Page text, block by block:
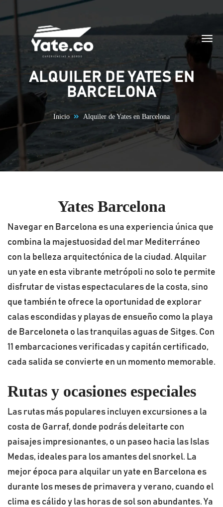
Saltar al contenido
ALQUILER DE YATES EN
BARCELONA
Inicio Alquiler de Yates en Barcelona
Yates Barcelona
Navegar en Barcelona es una experiencia única que
combina la majestuosidad del mar Mediterráneo
con la belleza arquitectónica de la ciudad. Alquilar
un yate en esta vibrante metrópoli no solo te permite
disfrutar de vistas espectaculares de la costa, sino
que también te ofrece la oportunidad de explorar
calas escondidas y playas de ensueño como la playa
de Barceloneta o las tranquilas aguas de Sitges. Con
11 embarcaciones verificadas y capitán certificado,
cada salida se convierte en un momento memorable.
Rutas y ocasiones especiales
Las rutas más populares incluyen excursiones a la
costa de Garraf, donde podrás deleitarte con
paisajes impresionantes, o un paseo hacia las Islas
Medas, ideales para los amantes del snorkel. La
mejor época para alquilar un yate en Barcelona es
durante los meses de primavera y verano, cuando el
clima es cálido y las horas de sol son abundantes. Ya